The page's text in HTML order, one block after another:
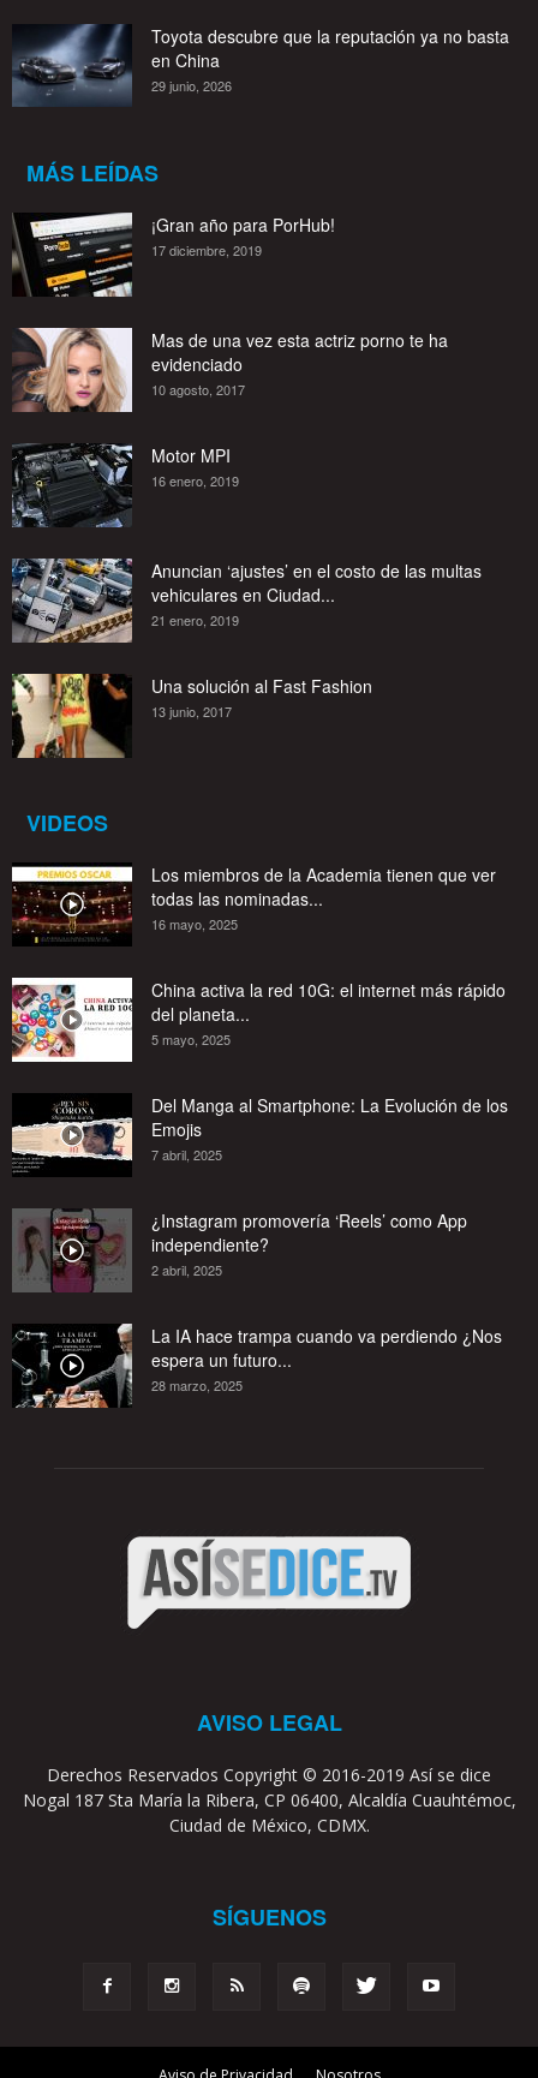
Toyota descubre que la reputación ya no basta
en China
29 junio, 2026
MÁS LEÍDAS
¡Gran año para PorHub!
17 diciembre, 2019
Mas de una vez esta actriz porno te ha
evidenciado
10 agosto, 2017
Motor MPI
16 enero, 2019
Anuncian ‘ajustes’ en el costo de las multas
vehiculares en Ciudad...
21 enero, 2019
Una solución al Fast Fashion
13 junio, 2017
VIDEOS
Los miembros de la Academia tienen que ver
todas las nominadas...
16 mayo, 2025
China activa la red 10G: el internet más rápido
del planeta...
5 mayo, 2025
Del Manga al Smartphone: La Evolución de los
Emojis
7 abril, 2025
¿Instagram promovería ‘Reels’ como App
independiente?
2 abril, 2025
La IA hace trampa cuando va perdiendo ¿Nos
espera un futuro...
28 marzo, 2025
AVISO LEGAL
Derechos Reservados Copyright © 2016-2019 Así se dice
Nogal 187 Sta María la Ribera, CP 06400, Alcaldía Cuauhtémoc,
Ciudad de México, CDMX.
SÍGUENOS